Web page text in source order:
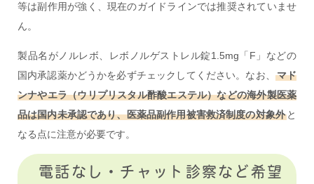
等は副作用が強く、現在のガイドラインでは推奨されていませ
ん。
製品名がノルレボ、レボノルゲストレル錠1.5mg「F」などの
国内承認薬かどうかを必ずチェックしてください。なお、
マド
ンナやエラ（ウリプリスタル酢酸エステル）などの海外製医薬
品は国内未承認であり、医薬品副作用被害救済制度の対象外 と
なる点に注意が必要です。
電話なし・チャット診察など希望